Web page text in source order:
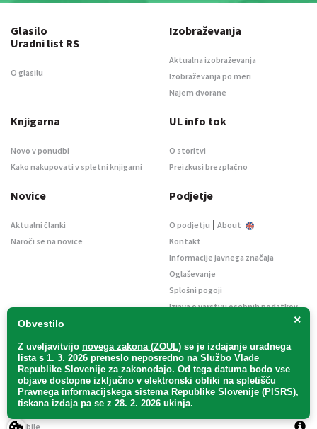
×
Obvestilo
Z uveljavitvijo novega zakona (ZOUL) se je izdajanje uradnega
lista s 1. 3. 2026 preneslo neposredno na Službo Vlade
Republike Slovenije za zakonodajo. Od tega datuma bodo vse
objave dostopne izključno v elektronski obliki na spletišču
Pravnega informacijskega sistema Republike Slovenije (PISRS),
tiskana izdaja pa se z 28. 2. 2026 ukinja.
Glasilo
Uradni list RS
O glasilu
Izobraževanja
Aktualna izobraževanja
Izobraževanja po meri
Najem dvorane
Knjigarna
Novo v ponudbi
Kako nakupovati v spletni knjigarni
UL info tok
O storitvi
Preizkusi brezplačno
Novice
Aktualni članki
Naroči se na novice
Podjetje
O podjetju | About
Kontakt
Informacije javnega značaja
Oglaševanje
Splošni pogoji
Izjava o varstvu osebnih podatkov
Uradni list d. o. o. – v likvidaciji / Vse pravice pridržane.
2Mobile